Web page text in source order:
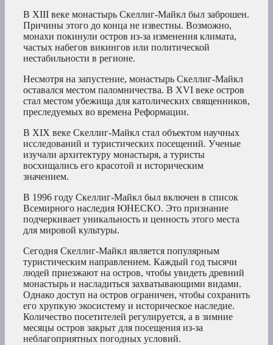
В XIII веке монастырь Скеллиг-Майкл был заброшен.
Причины этого до конца не известны. Возможно,
монахи покинули остров из-за изменения климата,
частых набегов викингов или политической
нестабильности в регионе.
Несмотря на запустение, монастырь Скеллиг-Майкл
оставался местом паломничества. В XVI веке остров
стал местом убежища для католических священников,
преследуемых во времена Реформации.
В XIX веке Скеллиг-Майкл стал объектом научных
исследований и туристических посещений. Ученые
изучали архитектуру монастыря, а туристы
восхищались его красотой и историческим
значением.
В 1996 году Скеллиг-Майкл был включен в список
Всемирного наследия ЮНЕСКО. Это признание
подчеркивает уникальность и ценность этого места
для мировой культуры.
Сегодня Скеллиг-Майкл является популярным
туристическим направлением. Каждый год тысячи
людей приезжают на остров, чтобы увидеть древний
монастырь и насладиться захватывающими видами.
Однако доступ на остров ограничен, чтобы сохранить
его хрупкую экосистему и историческое наследие.
Количество посетителей регулируется, а в зимние
месяцы остров закрыт для посещения из-за
неблагоприятных погодных условий.